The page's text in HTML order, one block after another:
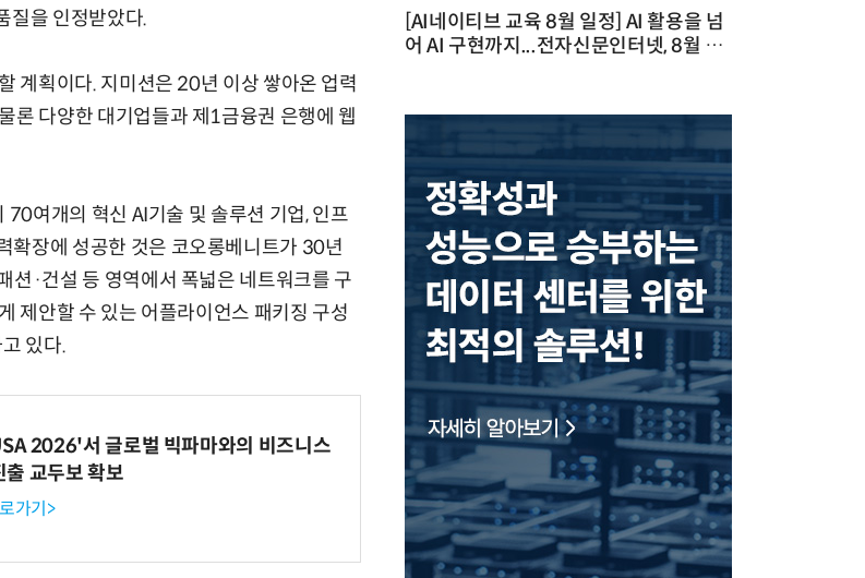
질을 인정받았다.
계획이다. 지미션은 20년 이상 쌓아온 업력
론 다양한 대기업들과 제1금융권 은행에 웹
여개의 혁신 AI기술 및 솔루션 기업, 인프
확장에 성공한 것은 코오롱베니트가 30년
션·건설 등 영역에서 폭넓은 네트워크를 구
제안할 수 있는 어플라이언스 패키징 구성
있다.
2026'서 글로벌 빅파마와의 비즈니스
교두보 확보
가기>
[AI네이티브 교육 8월 일정] AI 활용을 넘
어 AI 구현까지...전자신문인터넷, 8월 실